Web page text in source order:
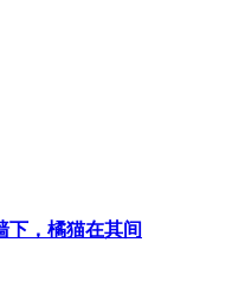
下，橘猫在其间